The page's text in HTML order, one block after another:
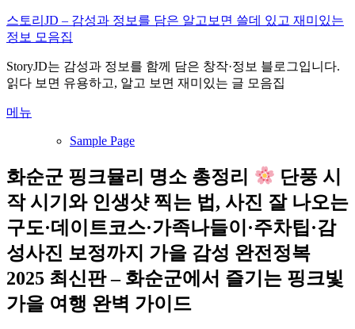
내
용
로
바
가
스토리JD – 감성과 정보를 담은 알고보면 쓸데 있고 재미있는
정보 모음집
StoryJD는 감성과 정보를 함께 담은 창작·정보 블로그입니다.
읽다 보면 유용하고, 알고 보면 재미있는 글 모음집
메뉴
Sample Page
화순군 핑크뮬리 명소 총정리
단풍 시
작 시기와 인생샷 찍는 법, 사진 잘 나오는
구도·데이트코스·가족나들이·주차팁·감
성사진 보정까지 가을 감성 완전정복
2025 최신판 – 화순군에서 즐기는 핑크빛
가을 여행 완벽 가이드